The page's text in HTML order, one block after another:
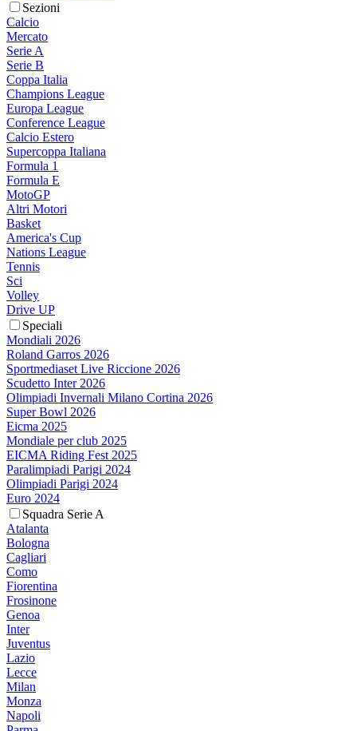
Sezioni
Calcio
Mercato
Serie A
Serie B
Coppa Italia
Champions League
Europa League
Conference League
Calcio Estero
Supercoppa Italiana
Formula 1
Formula E
MotoGP
Altri Motori
Basket
America's Cup
Nations League
Tennis
Sci
Volley
Drive UP
Speciali
Mondiali 2026
Roland Garros 2026
Sportmediaset Live Riccione 2026
Scudetto Inter 2026
Olimpiadi Invernali Milano Cortina 2026
Super Bowl 2026
Eicma 2025
Mondiale per club 2025
EICMA Riding Fest 2025
Paralimpiadi Parigi 2024
Olimpiadi Parigi 2024
Euro 2024
Squadra Serie A
Atalanta
Bologna
Cagliari
Como
Fiorentina
Frosinone
Genoa
Inter
Juventus
Lazio
Lecce
Milan
Monza
Napoli